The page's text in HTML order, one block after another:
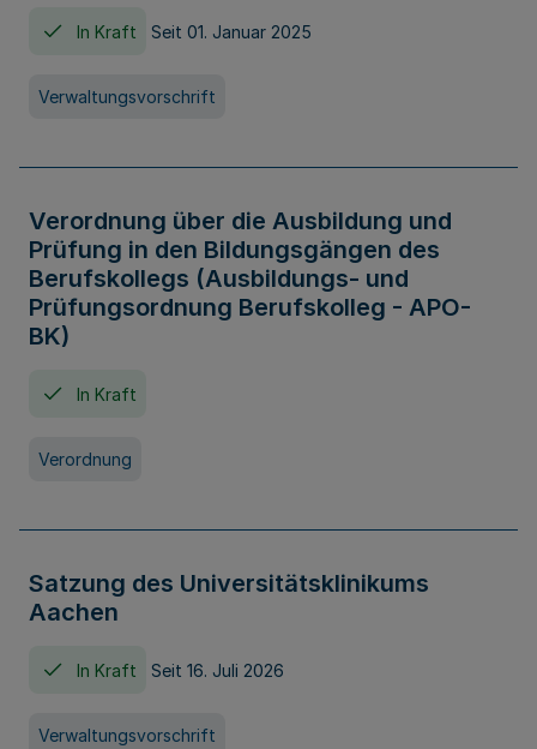
In Kraft Seit 01. Januar 2025
Verwaltungsvorschrift
Verordnung über die Ausbildung und
Prüfung in den Bildungsgängen des
Berufskollegs (Ausbildungs- und
Prüfungsordnung Berufskolleg - APO-
BK)
In Kraft
Verordnung
Satzung des Universitätsklinikums
Aachen
In Kraft Seit 16. Juli 2026
Verwaltungsvorschrift